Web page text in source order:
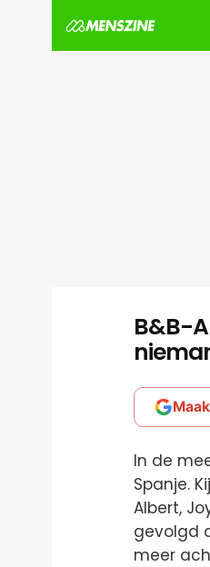
B&B-
In de
Spanje.
Albert,
gevolgd
meer